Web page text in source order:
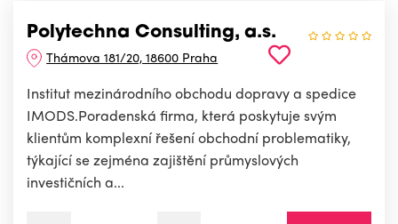
Polytechna Consulting, a.s.
Thámova 181/20, 18600 Praha
Institut mezinárodního obchodu dopravy a spedice
IMODS.Poradenská firma, která poskytuje svým
klientům komplexní řešení obchodní problematiky,
týkající se zejména zajištění průmyslových
investičních a...